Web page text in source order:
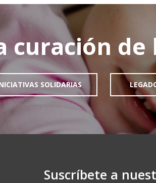
curación
SOLIDARIAS
Suscríbete a